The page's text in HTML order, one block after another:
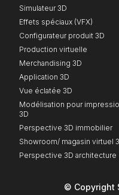
Simulateur 3D
Effets spéciaux (VFX)
Configurateur produit 3D
Production virtuelle
Merchandising 3D
Application 3D
Vue éclatée 3D
Modélisation pour
3D
Perspective 3D immobilier
Showroom/ magasin virtuel
Perspective 3D architecture
© Copyright